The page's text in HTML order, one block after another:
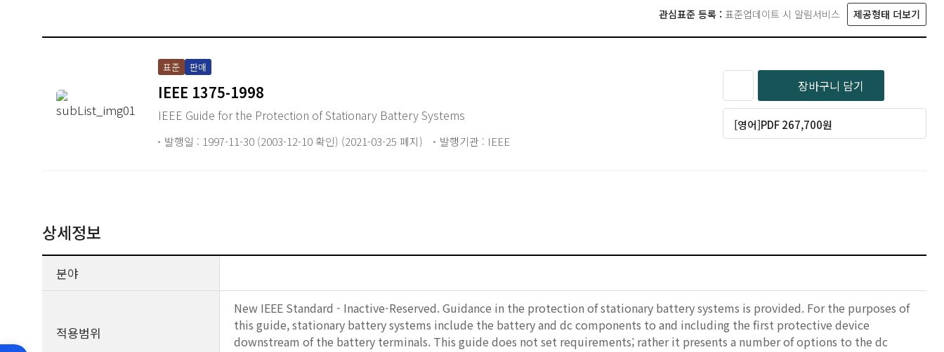
관심표준 등록 : 표준업데이트 시 알림서비스 제공형태 더보기
표준 판매
IEEE 1375-1998
IEEE Guide for the Protection of Stationary Battery Systems
발행일 : 1997-11-30 (2003-12-10 확인) (2021-03-25 폐지) 발행기관 : IEEE
장바구니 담기
[영어]PDF 267,700원
상세정보
분야
적용범위
New IEEE Standard - Inactive-Reserved. Guidance in the protection of stationary battery systems is provided. For the purposes of
this guide, stationary battery systems include the battery and dc components to and including the first protective device
downstream of the battery terminals. This guide does not set requirements; rather it presents a number of options to the dc